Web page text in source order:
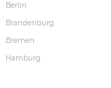
Berlin
Brandenburg
Bremen
Hamburg